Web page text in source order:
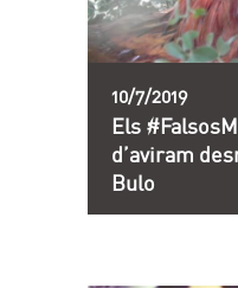
10/7/2019
Els
d’aviram
Bulo